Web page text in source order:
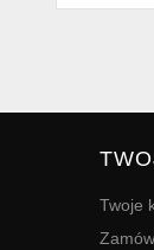
Twoje